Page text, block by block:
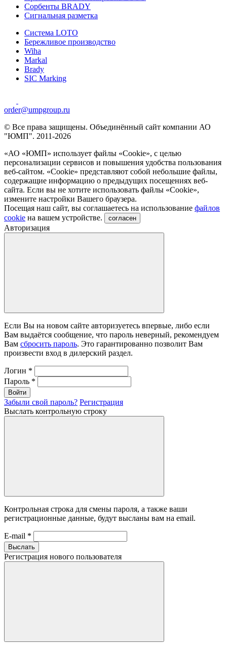
Сорбенты BRADY
Сигнальная разметка
Система LOTO
Бережливое производство
Wiha
Markal
Brady
SIC Marking
order@umpgroup.ru
© Все права защищены. Объединённый сайт компании АО
"ЮМП". 2011-2026
«АО «ЮМП» использует файлы «Сookie», с целью
персонализации сервисов и повышения удобства пользования
веб-сайтом. «Cookie» представляют собой небольшие файлы,
содержащие информацию о предыдущих посещениях веб-
сайта. Если вы не хотите использовать файлы «Сookie»,
измените настройки Вашего браузера.
Посещая наш сайт, вы соглашаетесь на использование файлов
cookie на вашем устройстве. согласен
Авторизация
Если Вы на новом сайте авторизуетесь впервые, либо если
Вам выдаётся сообщение, что пароль неверный, рекомендуем
Вам сбросить пароль. Это гарантированно позволит Вам
произвести вход в дилерский раздел.
Логин *
Пароль *
Войти
Забыли свой пароль? Регистрация
Выслать контрольную строку
Контрольная строка для смены пароля, а также ваши
регистрационные данные, будут высланы вам на email.
E-mail *
Выслать
Регистрация нового пользователя